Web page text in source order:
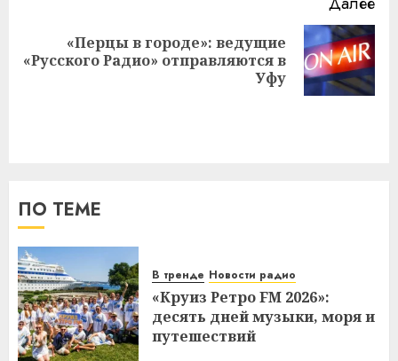
Следующая
«Перцы в городе»: ведущие
«Русского Радио» отправляются в
Уфу
ПО ТЕМЕ
В тренде Новости радио
«Круиз Ретро FM 2026»:
десять дней музыки, моря и
путешествий